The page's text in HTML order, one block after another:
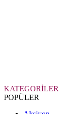
KATEGORİLER
POPÜLER